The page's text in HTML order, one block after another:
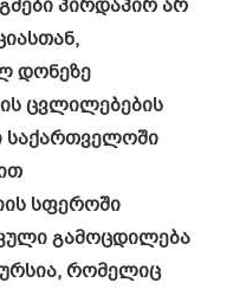
პირდაპირ არ
დონეზე
ცვლილებების
საქართველოში
სფეროში
გამოცდილება
რომელიც